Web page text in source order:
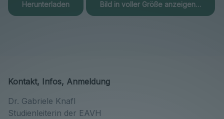
Herunterladen
Bild in voller Größe anzeigen…
Kontakt, Infos, Anmeldung
Dr. Gabriele Knafl
Studienleiterin der EAVH